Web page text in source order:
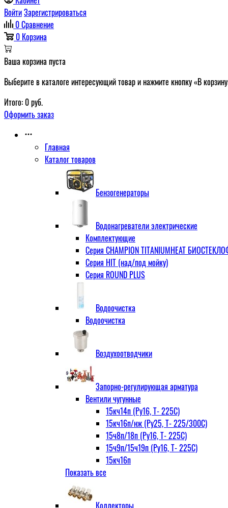
ВойтиЗарегистрироваться
0Сравнение
0 Корзина
Ваша корзина пуста
Выберите в каталоге интересующий товар и нажмите кнопку «В
Итого: 0руб.
Оформить заказ
Главная
Каталог товаров
Бензогенераторы
Водонагреватели электрические
Комплектующие
Серия CHAMPION TITANIUMHEAT
Серия HIT (над/под мойку)
Серия ROUND PLUS
Водоочистка
Водоочистка
Воздухоотводчики
Запорно-регулирующая арматура
Вентили чугунные
15кч14п (Ру16, Т- 225С)
15кч16п/нж (Ру25, Т- 225/300С)
15ч8п/18п (Ру16, Т- 225С)
15ч9п/15ч19п (Ру16, Т- 225С)
15кч16п
Показать все
Коллекторы